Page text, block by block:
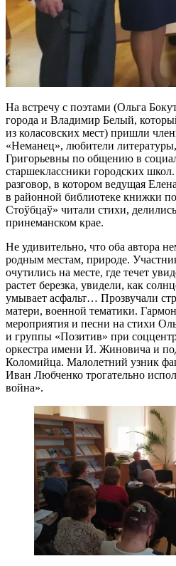
На встречу с поэтами (Ольга
города и Владимир Белый,
из коласовских мест) пришли
«Неманец», любители
Григорьевны по общению в
старшеклассники городских
разговор, в котором ведущая
в районной библиотеке книжки
Стоўбцаў» читали стихи,
принеманском крае.
Не удивительно, что оба автора
родным местам, природе.
очутились на месте, где течет
растет березка, увидели, как
умывает асфальт… Прозвучали
матери, военной тематики.
мероприятия и песни на стихи
и группы «Позитив» при
оркестра имени И. Жиновича и
Коломийца. Малолетний узник
Иван Любченко трогательно
война».